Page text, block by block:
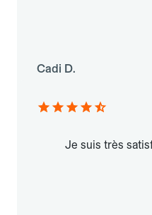
Cadi D.
Je suis très